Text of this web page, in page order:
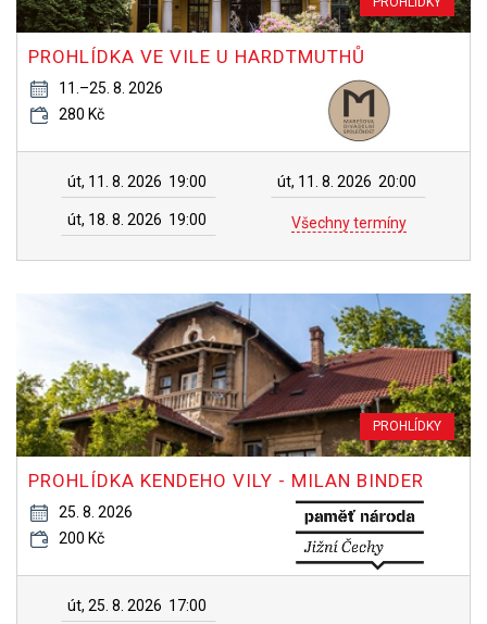
PROHLÍDKA VE VILE U HARDTMUTHŮ
11.–25. 8. 2026
280 Kč
út, 11. 8. 2026 19:00 út, 11. 8. 2026 20:00
út, 18. 8. 2026 19:00 Všechny termíny
PROHLÍDKY
PROHLÍDKA KENDEHO VILY - MILAN BINDER
25. 8. 2026
200 Kč
út, 25. 8. 2026 17:00